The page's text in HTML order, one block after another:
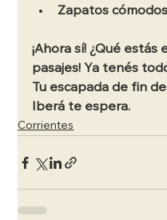
Zapatos cómodos
¡Ahora sí! ¿Qué estás
pasajes! Ya tenés
Tu escapada de fin
Iberá te espera.
Corrientes